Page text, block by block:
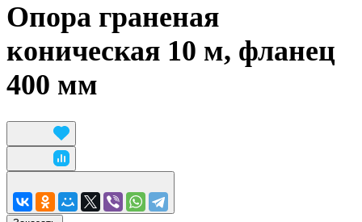
Опора граненая
коническая 10 м, фланец
400 мм